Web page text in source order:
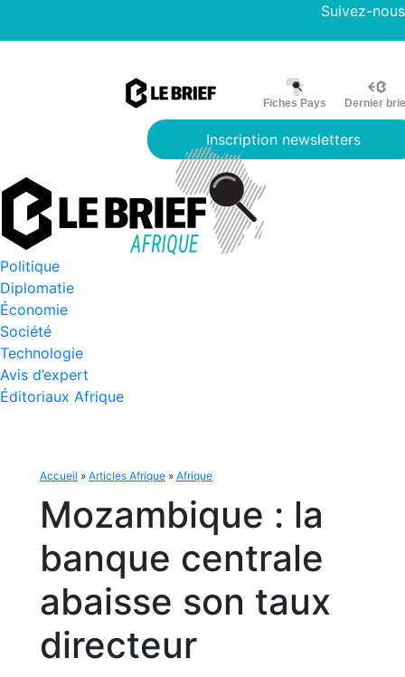
Suivez-nous
Fiches Pays Dernier
Inscription newsletters
Politique
Diplomatie
Économie
Société
Technologie
Avis d’expert
Éditoriaux Afrique
Accueil » Articles Afrique » Afrique
Mozambique : la
banque centrale
abaisse son taux
directeur